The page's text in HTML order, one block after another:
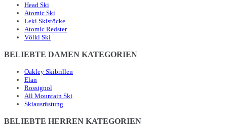
Head Ski
Atomic Ski
Leki Skistöcke
Atomic Redster
Völkl Ski
BELIEBTE DAMEN KATEGORIEN
Oakley Skibrillen
Elan
Rossignol
All Mountain Ski
Skiausrüstung
BELIEBTE HERREN KATEGORIEN